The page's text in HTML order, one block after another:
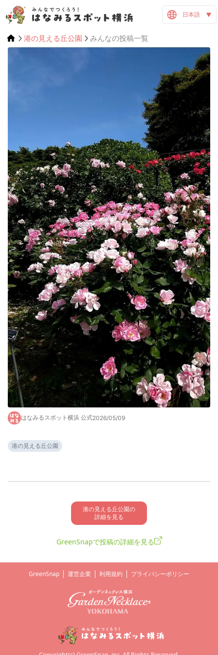
日本語
港の見える丘公園 みんなの投稿一覧
はなみるスポット横浜 公式2026/05/09
港の見える丘公園
港の見える丘公園の
詳細を見る
GreenSnapで投稿の詳細を見る
GreenSnap 運営企業 利用規約 プライバシーポリシー